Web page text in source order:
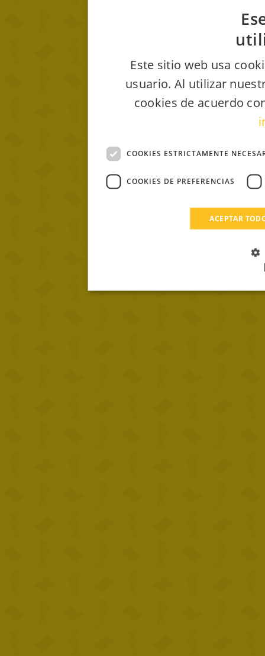
Este sitio web usa
usuario. Al utilizar
cookies de acuerdo
COOKIES ESTRICTAMENTE
COOKIES DE PREFERENCIAS
ACEPTAR